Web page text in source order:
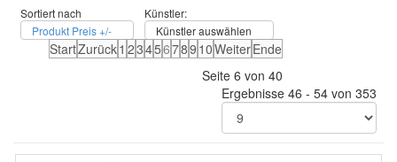
Sortiert nach
Produkt Preis +/-
Künstler:
Künstler auswählen
StartZurück1 23456789 10WeiterEnde
Seite 6 von 40
Ergebnisse 46 - 54 von 353